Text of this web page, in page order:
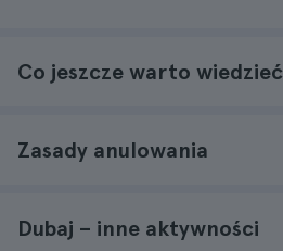
Co jeszcze warto wiedzieć
Zasady anulowania
Dubaj – inne aktywności